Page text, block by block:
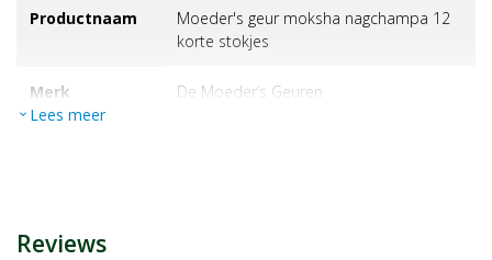
Productnaam
Moeder's geur moksha nagchampa 12
korte stokjes
Merk de moeder’s geuren
expand_more Lees meer
Reviews